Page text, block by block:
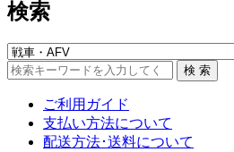
検索
ご利用ガイド
支払い方法について
配送方法･送料について